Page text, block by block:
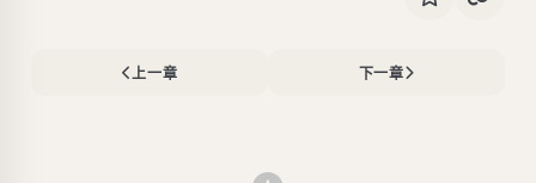
上一章 下一章